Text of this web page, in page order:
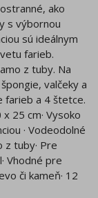
ako
s výbornou
sú ideálnym
farieb.
z tuby. Na
valčeky a
farieb a 4 štetce.
25 cm· Vysoko
· Vodeodolné
z tuby· Pre
Vhodné pre
či kameň· 12